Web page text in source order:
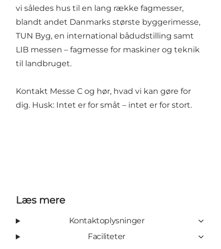
vi således hus til en lang række fagmesser,
blandt andet Danmarks største byggerimesse,
TUN Byg, en international bådudstilling samt
LIB messen – fagmesse for maskiner og teknik
til landbruget.
Kontakt Messe C og hør, hvad vi kan gøre for
dig. Husk: Intet er for småt – intet er for stort.
Læs mere
Kontaktoplysninger
Faciliteter